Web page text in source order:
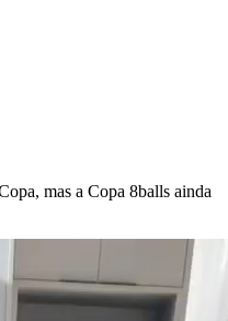
mas a Copa 8balls ainda